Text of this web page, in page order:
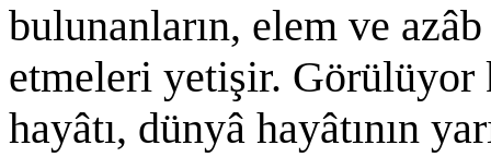
bulunanların, elem ve
etmeleri yetişir. Görülüyor
hayâtı, dünyâ hayâtının